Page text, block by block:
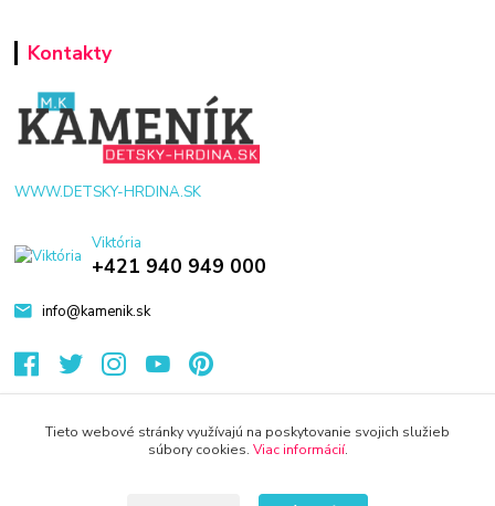
Kontakty
WWW.DETSKY-HRDINA.SK
Viktória
+421 940 949 000
info@kamenik.sk
Eshop-rychlo.sk
Tieto webové stránky využívajú na poskytovanie svojich služieb
súbory cookies. Viac informácií.